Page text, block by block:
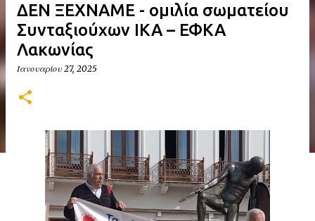
ΔΕΝ ΞΕΧΝΑΜΕ - ομιλία σωματείου
Συνταξιούχων ΙΚΑ – ΕΦΚΑ
Λακωνίας
Ιανουαρίου 27, 2025